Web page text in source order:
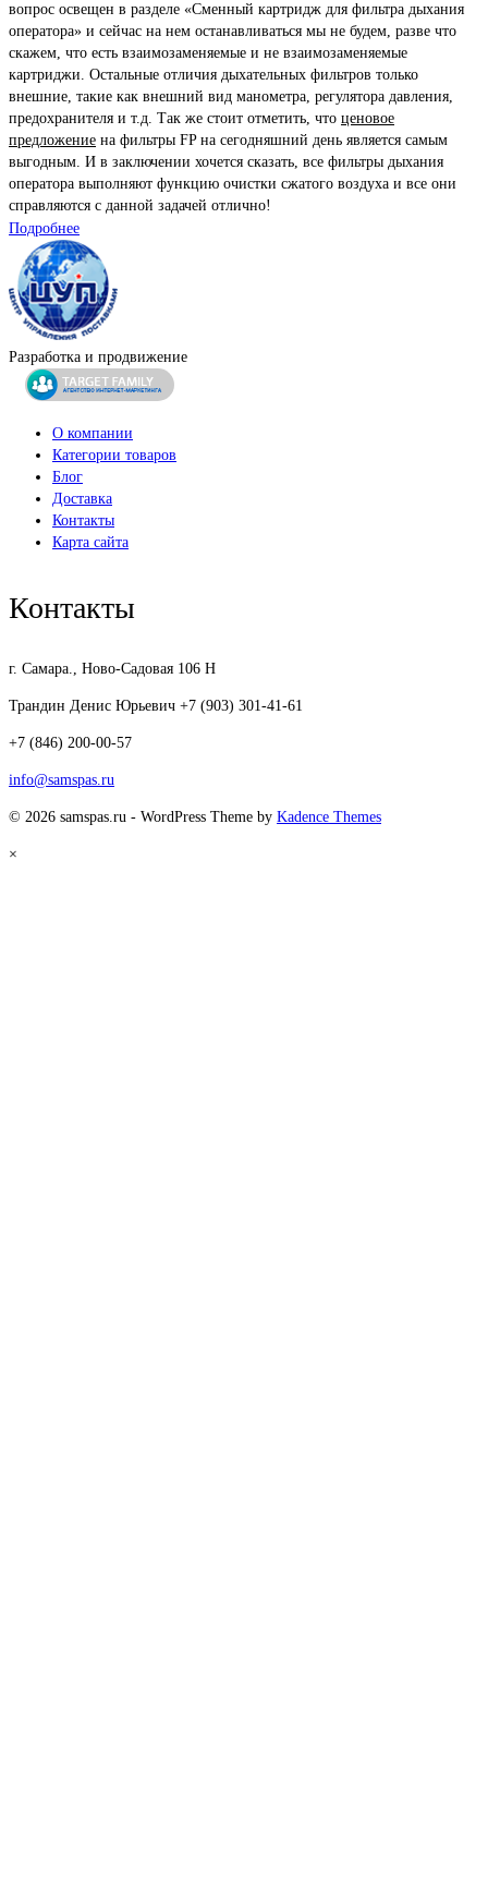
вопрос освещен в разделе «Сменный картридж для фильтра дыхания
оператора» и сейчас на нем останавливаться мы не будем, разве что
скажем, что есть взаимозаменяемые и не взаимозаменяемые
картриджи. Остальные отличия дыхательных фильтров только
внешние, такие как внешний вид манометра, регулятора давления,
предохранителя и т.д. Так же стоит отметить, что ценовое
предложение на фильтры FP на сегодняшний день является самым
выгодным. И в заключении хочется сказать, все фильтры дыхания
оператора выполняют функцию очистки сжатого воздуха и все они
справляются с данной задачей отлично!
Подробнее
Разработка и продвижение
О компании
Категории товаров
Блог
Доставка
Контакты
Карта сайта
Контакты
г. Самара., Ново-Садовая 106 Н
Трандин Денис Юрьевич +7 (903) 301-41-61
+7 (846) 200-00-57
info@samspas.ru
© 2026 samspas.ru - WordPress Theme by Kadence Themes
×